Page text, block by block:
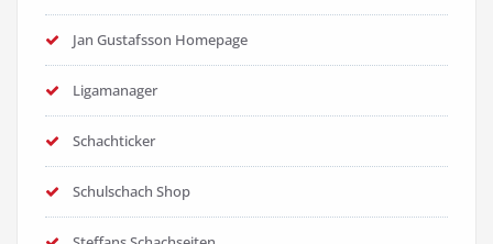
Jan Gustafsson Homepage
Ligamanager
Schachticker
Schulschach Shop